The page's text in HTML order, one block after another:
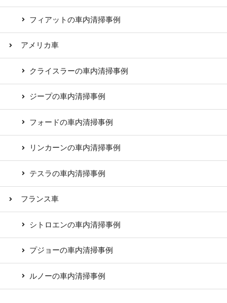
フィアットの車内清掃事例
アメリカ車
クライスラーの車内清掃事例
ジープの車内清掃事例
フォードの車内清掃事例
リンカーンの車内清掃事例
テスラの車内清掃事例
フランス車
シトロエンの車内清掃事例
プジョーの車内清掃事例
ルノーの車内清掃事例